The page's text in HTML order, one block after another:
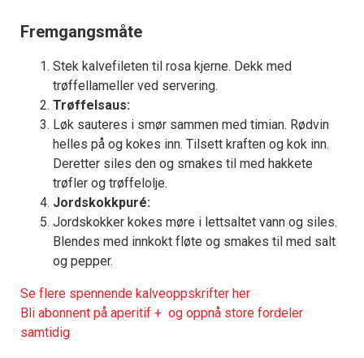
Fremgangsmåte
Stek kalvefileten til rosa kjerne. Dekk med
trøffellameller ved servering.
Trøffelsaus:
Løk sauteres i smør sammen med timian. Rødvin
helles på og kokes inn. Tilsett kraften og kok inn.
Deretter siles den og smakes til med hakkete
trøfler og trøffelolje.
Jordskokkpuré:
Jordskokker kokes møre i lettsaltet vann og siles.
Blendes med innkokt fløte og smakes til med salt
og pepper.
Se flere spennende kalveoppskrifter her
Bli abonnent på aperitif + og oppnå store fordeler
samtidig